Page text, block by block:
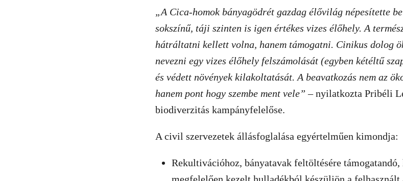
„A Cica-homok bányagödrét gazdag élővilág népesítette
sokszínű, táji szinten is igen értékes vizes élőhely. A
hátráltatni kellett volna, hanem támogatni. Cinikus dolog
nevezni egy vizes élőhely felszámolását (egyben kétéltű
és védett növények kilakoltatását. A beavatkozás nem az
hanem pont hogy szembe ment vele” – nyilatkozta Pribéli
biodiverzitás kampányfelelőse.
A civil szervezetek állásfoglalása egyértelműen kimondja:
Rekultivációhoz, bányatavak feltöltésére